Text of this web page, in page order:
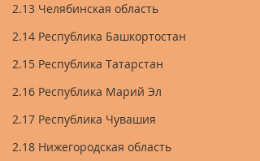
2.13 Челябинская область
2.14 Республика Башкортостан
2.15 Республика Татарстан
2.16 Республика Марий Эл
2.17 Республика Чувашия
2.18 Нижегородская область